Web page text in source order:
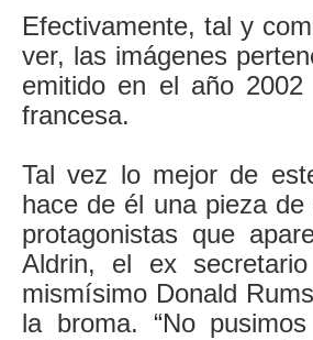
Efectivamente, tal y
ver, las imágenes
emitido en el año
francesa.
Tal vez lo mejor de
hace de él una pieza
protagonistas que
Aldrin, el ex
mismísimo Donald
la broma. “No